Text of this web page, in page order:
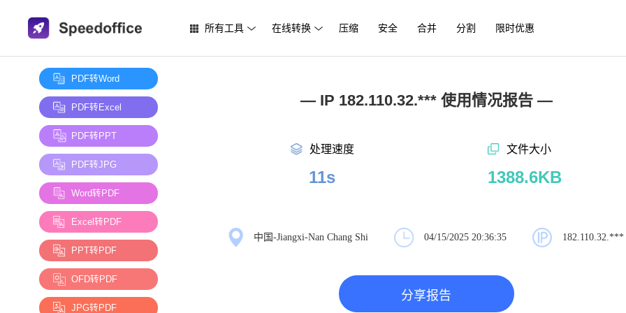
所有工具 在线转换 压缩 安全 合并 分割 限时优惠
PDF转Word
PDF转Excel
PDF转PPT
PDF转JPG
Word转PDF
Excel转PDF
PPT转PDF
OFD转PDF
JPG转PDF
— IP 182.110.32.*** 使用情况报告 —
处理速度
11s
文件大小
1388.6KB
中国-Jiangxi-Nan Chang Shi 04/15/2025 20:36:35 182.110.32.***
分享报告